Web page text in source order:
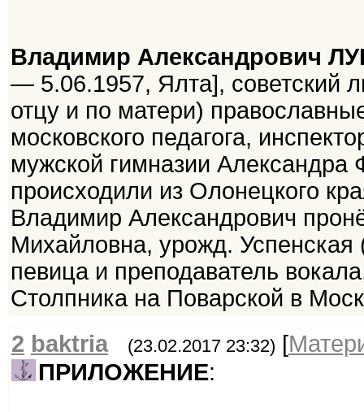
Владимир Александрович
— 5.06.1957, Ялта], советский
отцу и по матери)
московского педагога,
мужской гимназии Александра
происходили из Олонецкого
Владимир Александрович
Михайловна, урожд.
певица и преподаватель
Столпника на Поварской в
2 baktria (23.02.2017 23:32) [
ПРИЛОЖЕНИЕ: